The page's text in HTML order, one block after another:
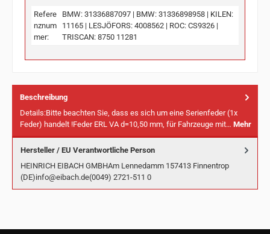
Refere
nznum
mer:
BMW: 31336887097 | BMW: 31336898958 | KILEN:
11165 | LESJÖFORS: 4008562 | ROC: CS9326 |
TRISCAN: 8750 11281
Beschreibung
Details:Bitte beachten Sie, dass es sich um eine Serienfeder (1x
Feder) handelt !Feder ERL VA d=10,50 mm, für Fahrzeuge mit… Mehr
Hersteller / EU Verantwortliche Person
HEINRICH EIBACH GMBHAm Lennedamm 157413 Finnentrop
(DE)info@eibach.de(0049) 2721-511 0